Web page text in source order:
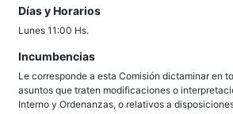
Días y Horarios
Lunes 11:00 Hs.
Incumbencias
Le corresponde a esta Comisión dictaminar en
asuntos que traten modificaciones o
Interno y Ordenanzas, o relativos a